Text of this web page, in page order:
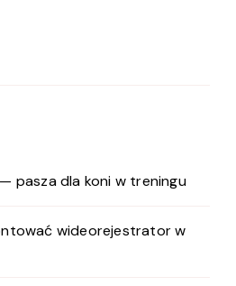
pasza dla koni w treningu
wideorejestrator w